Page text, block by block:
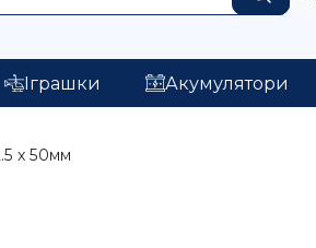
Іграшки Акумулятори
x 50мм